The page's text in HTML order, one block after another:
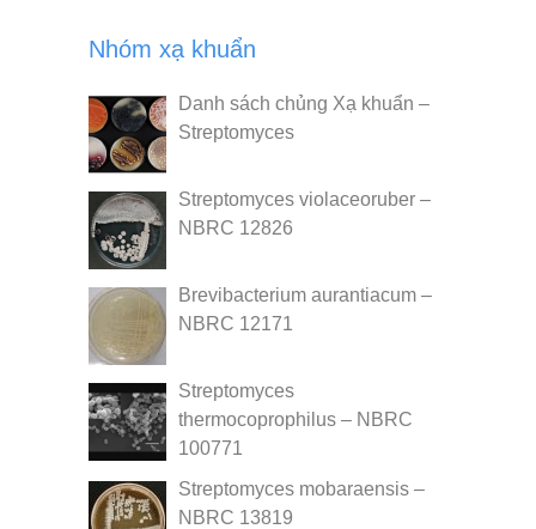
Nhóm xạ khuẩn
Danh sách chủng Xạ khuẩn –
Streptomyces
Streptomyces violaceoruber –
NBRC 12826
Brevibacterium aurantiacum –
NBRC 12171
Streptomyces
thermocoprophilus – NBRC
100771
Streptomyces mobaraensis –
NBRC 13819